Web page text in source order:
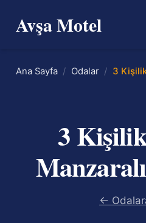
Avşa Motel
Ana Sayfa Odalar 3
3
←